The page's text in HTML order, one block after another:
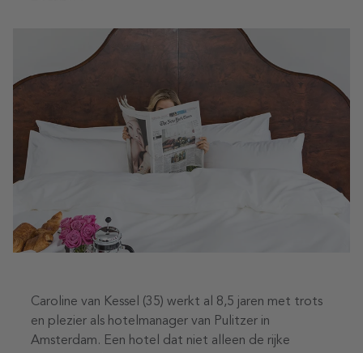
Caroline van Kessel (35) werkt al 8,5 jaren met trots
en plezier als hotelmanager van Pulitzer in
Amsterdam. Een hotel dat niet alleen de rijke